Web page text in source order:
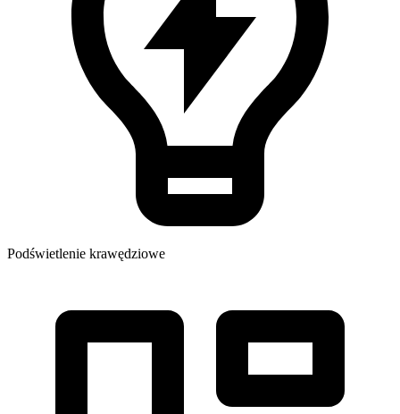
Podświetlenie krawędziowe